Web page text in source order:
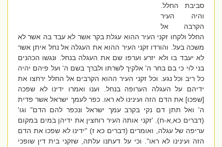
סביבת החלל.
והיה העיר
הקרבה אל
החלל ולקחו זקני העיר ההוא עגלת בקר אשר לא עבד בה אשר לא
משכה בעל. והורדו זקני העיר ההוא את העגלה אל נחל איתן אשר
לא יעבד בו ולא יזרע וערפו שם את העגלה בנחל. ונגשו הכהנים
בני לוי כי בם בחר ה' אלקיך לשרתו ולברך בשם ה' ועל פיהם יהיה
כל ריב וכל נגע. וכל זקני העיר ההוא הקרבים אל החלל ירחצו את
ידיהם על העגלה הערופה בנחל. וענו ואמרו ידינו לא שפכה
[שפכו] את הדם הזה ועינינו לא ראו. כפר לעמך ישראל אשר פדית
ה' ואל תתן דם נקי בקרב עמך ישראל ונכפר להם הדם" וגו'
(דברים כא,א-ח). 'זקני אותה העיר רוחצין את ידיהן במים במקום
עריפה של עגלה, ואומרים (דברים כא ז) "ידינו לא שפכו את הדם
הזה ועינינו לא ראו". וכי על דעתנו עלתה, שזקני בית דין שופכי